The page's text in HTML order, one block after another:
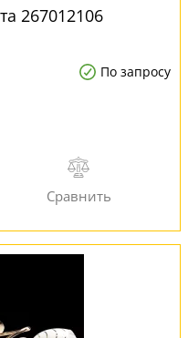
267012106
По запросу